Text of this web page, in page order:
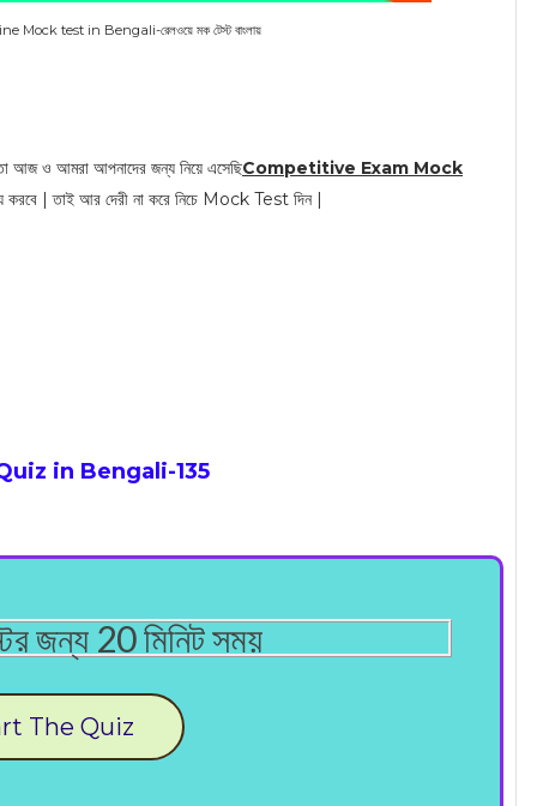
test in Bengali-রেলওয়ে মক টেস্ট বাংলায়
ও আমরা আপনাদের জন্য নিয়ে এসেছিCompetitive Exam Mock
করবে | তাই আর দেরী না করে নিচে Mock Test দিন |
in Bengali-135
জন্য 20 মিনিট সময়
The Quiz